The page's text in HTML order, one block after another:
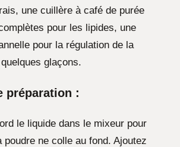
une cuillère à café de purée
pour les lipides, une
pour la régulation de la
glaçons.
préparation :
le liquide dans le mixeur pour
poudre ne colle au fond. Ajoutez